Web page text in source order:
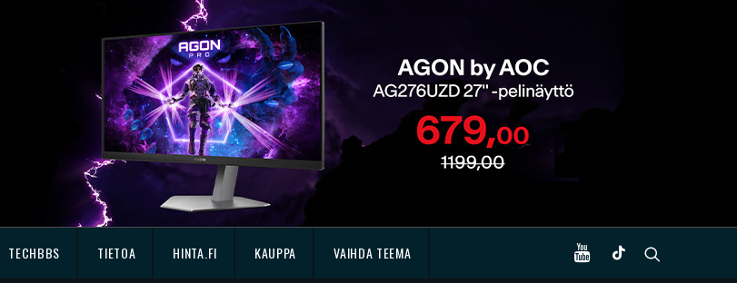
TECHBBS TIETOA HINTA.FI KAUPPA VAIHDA TEEMA